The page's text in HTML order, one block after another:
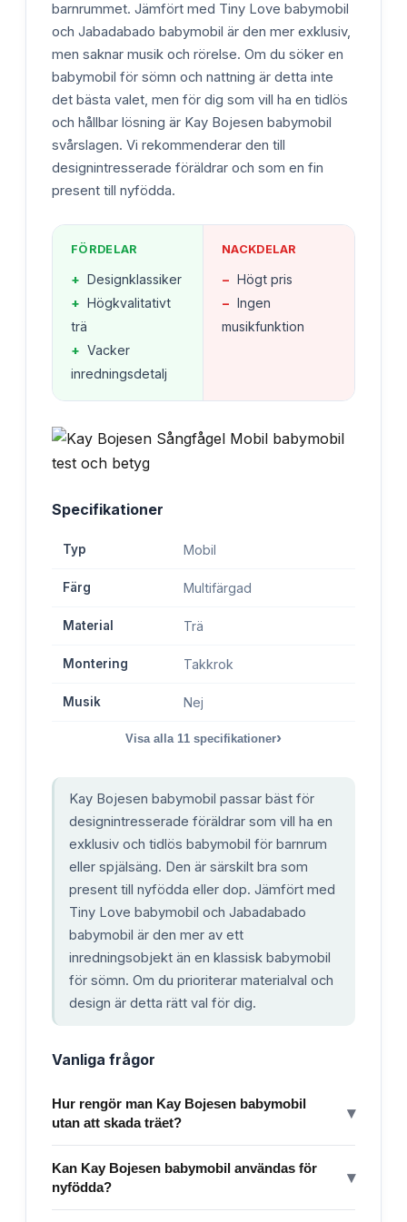
barnrummet. Jämfört med Tiny Love babymobil
och Jabadabado babymobil är den mer exklusiv,
men saknar musik och rörelse. Om du söker en
babymobil för sömn och nattning är detta inte
det bästa valet, men för dig som vill ha en tidlös
och hållbar lösning är Kay Bojesen babymobil
svårslagen. Vi rekommenderar den till
designintresserade föräldrar och som en fin
present till nyfödda.
FÖRDELAR
+ Designklassiker
+ Högkvalitativt
trä
+ Vacker
inredningsdetalj
NACKDELAR
− Högt pris
− Ingen
musikfunktion
Specifikationer
Typ Mobil
Färg Multifärgad
Material Trä
Montering Takkrok
Musik Nej
Visa alla 11 specifikationer›
Kay Bojesen babymobil passar bäst för
designintresserade föräldrar som vill ha en
exklusiv och tidlös babymobil för barnrum
eller spjälsäng. Den är särskilt bra som
present till nyfödda eller dop. Jämfört med
Tiny Love babymobil och Jabadabado
babymobil är den mer av ett
inredningsobjekt än en klassisk babymobil
för sömn. Om du prioriterar materialval och
design är detta rätt val för dig.
Vanliga frågor
Hur rengör man Kay Bojesen babymobil
utan att skada träet?
▾
Kan Kay Bojesen babymobil användas för
nyfödda?
▾